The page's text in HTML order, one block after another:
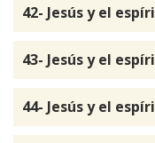
42- Jesús y el
43- Jesús y el
44- Jesús y el